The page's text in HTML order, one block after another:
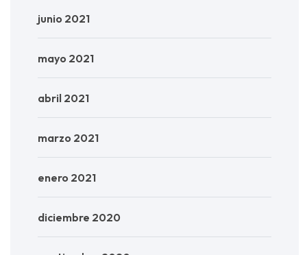
junio 2021
mayo 2021
abril 2021
marzo 2021
enero 2021
diciembre 2020